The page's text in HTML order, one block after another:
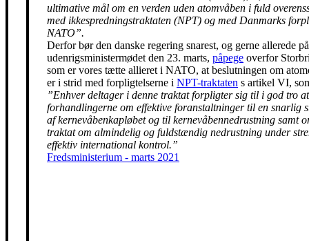
ultimative mål om en verden uden atomvåben i fuld
med ikkespredningstraktaten (NPT) og med Danmarks
NATO”.
Derfor bør den danske regering snarest, og gerne allerede på
udenrigsministermødet den 23. marts, påpege overfor
som er vores tætte allieret i NATO, at beslutningen om
er i strid med forpligtelserne i NPT-traktaten s artikel VI,
”Enhver deltager i denne traktat forpligter sig til i god tro
forhandlingerne om effektive foranstaltninger til en snarlig
af kernevåbenkapløbet og til kernevåbennedrustning samt
traktat om almindelig og fuldstændig nedrustning under
effektiv international kontrol.”
Fredsministerium - marts 2021